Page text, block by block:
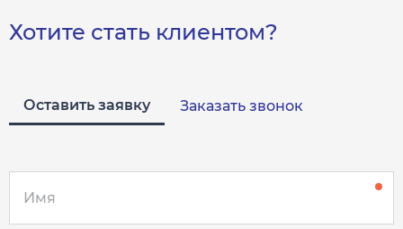
Хотите стать клиентом?
Оставить заявку Заказать звонок